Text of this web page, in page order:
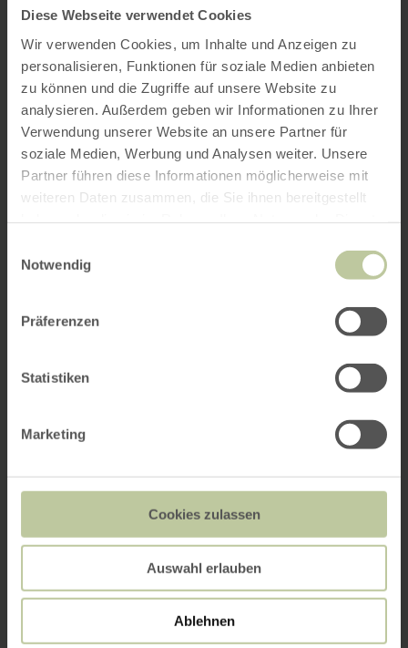
Diese Webseite verwendet Cookies
Wir verwenden Cookies, um Inhalte und Anzeigen zu
personalisieren, Funktionen für soziale Medien anbieten
zu können und die Zugriffe auf unsere Website zu
analysieren. Außerdem geben wir Informationen zu Ihrer
Verwendung unserer Website an unsere Partner für
soziale Medien, Werbung und Analysen weiter. Unsere
Partner führen diese Informationen möglicherweise mit
weiteren Daten zusammen, die Sie ihnen bereitgestellt
Notwendig
Präferenzen
Statistiken
Marketing
Cookies zulassen
Auswahl erlauben
Ablehnen